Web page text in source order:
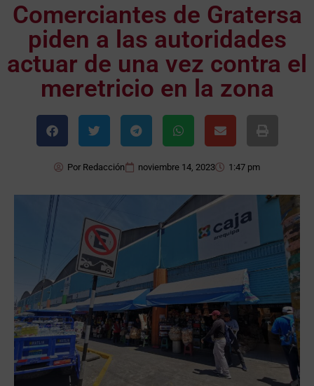
Comerciantes de Gratersa
piden a las autoridades
actuar de una vez contra el
meretricio en la zona
Por Redacción noviembre 14, 2023 1:47 pm